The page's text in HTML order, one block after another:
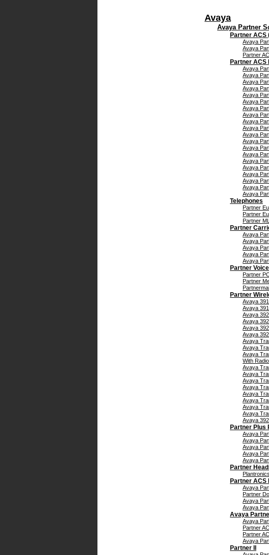
Avaya
Avaya Partner
Partner
Avaya
Avaya
Partner
Partner ACS
Avaya
Avaya
Avaya
Avaya
Avaya
Avaya
Avaya
Avaya
Avaya
Avaya
Avaya
Avaya
Avaya
Avaya
Avaya
Avaya
Avaya
Avaya
Avaya
Avaya
Telephones
Partner
Partner
Partner
Partner
Avaya
Avaya
Avaya
Avaya
Avaya
Partner
Partner
Partner
Partner
Avaya
Avaya
Avaya
Avaya
Avaya
Avaya
Avaya
Avaya
Avaya
With
Avaya
Avaya
Avaya
Avaya
Avaya
Avaya
Avaya
Avaya
Avaya
Partner Plus
Avaya
Avaya
Avaya
Avaya
Avaya
Partner
Partner ACS
Avaya
Partner
Avaya
Avaya
Avaya
Avaya
Partner
Partner
Avaya
Partner II